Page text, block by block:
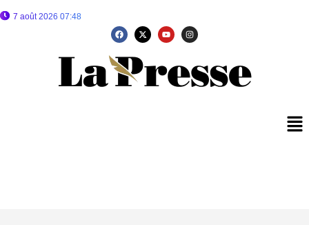
7 août 2026 07:48